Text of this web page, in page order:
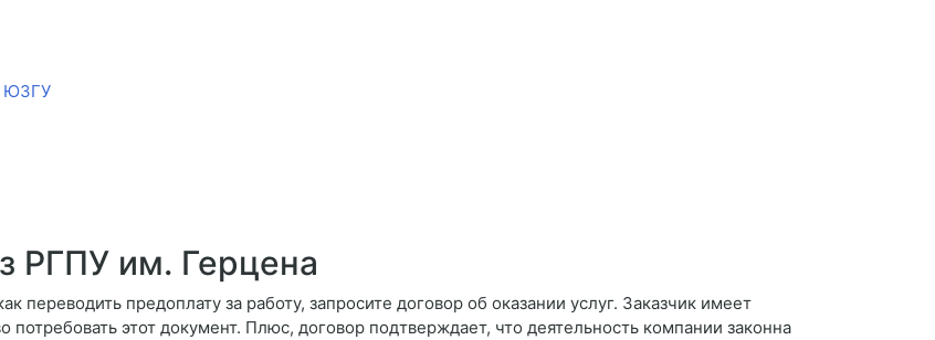
ЮЗГУ
РГПУ им. Герцена
переводить предоплату за работу, запросите договор об оказании услуг. Заказчик имеет
потребовать этот документ. Плюс, договор подтверждает, что деятельность компании законна